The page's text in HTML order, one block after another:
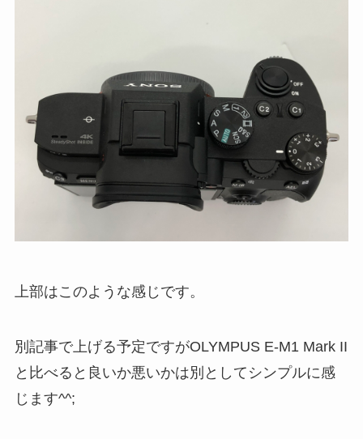
上部はこのような感じです。
別記事で上げる予定ですがOLYMPUS E-M1 Mark II
と比べると良いか悪いかは別としてシンプルに感
じます^^;